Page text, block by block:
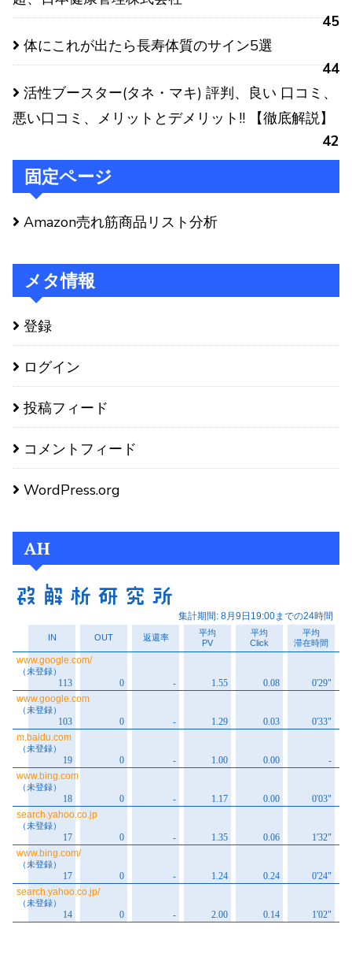
45
体にこれが出たら長寿体質のサイン5選
44
活性ブースター(タネ・マキ) 評判、良い 口コミ、
悪い口コミ、メリットとデメリット!! 【徹底解説】
42
固定ページ
Amazon売れ筋商品リスト分析
メタ情報
登録
ログイン
投稿フィード
コメントフィード
WordPress.org
AH